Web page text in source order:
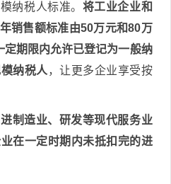
纳税人标准。 将工业企业和
销售额标准由50万元和80万
定期限内允许已登记为一般纳
纳税人 ，让更多企业享受按
制造业、研发等现代服务业
在一定时期内未抵扣完的进